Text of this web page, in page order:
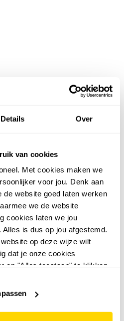
Details Over
van cookies
Met cookies maken we
voor jou. Denk aan
de website goed laten werken
we de website
cookies laten we jou
is dus op jou afgestemd.
op deze wijze wilt
dat je onze cookies
op "Alles toestaan" te klikken.